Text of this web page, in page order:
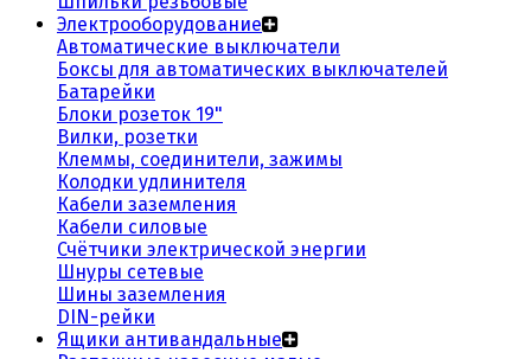
Электрооборудование
Автоматические выключатели
Боксы для автоматических выключателей
Батарейки
Блоки розеток 19"
Вилки, розетки
Клеммы, соединители, зажимы
Колодки удлинителя
Кабели заземления
Кабели силовые
Счётчики электрической энергии
Шнуры сетевые
Шины заземления
DIN-рейки
Ящики антивандальные